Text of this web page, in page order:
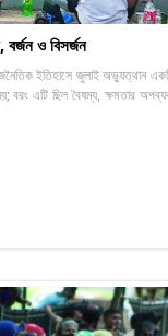
ও বিসর্জন
ইতিহাসে জুলাই অভ্যুত্থান
বরং এটি ছিল বৈষম্য, ক্ষমতার